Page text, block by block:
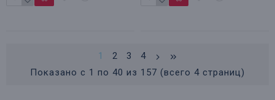
1 2 3
4
Показано с 1 по 40 из 157 (всего 4 страниц)